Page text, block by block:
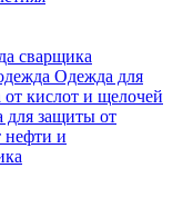
сварщика
Одежда для
кислот и щелочей
для защиты от
нефти и